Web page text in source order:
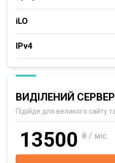
iLO
IPv4
ВИДІЛЕНИЙ СЕРВЕР
Підійде для великого сайту
13500 ₴ / міс.